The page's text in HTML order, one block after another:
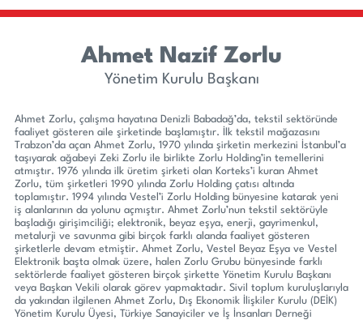
Ahmet Nazif Zorlu
Yönetim Kurulu Başkanı
Ahmet Zorlu, çalışma hayatına Denizli Babadağ’da, tekstil sektöründe
faaliyet gösteren aile şirketinde başlamıştır. İlk tekstil mağazasını
Trabzon’da açan Ahmet Zorlu, 1970 yılında şirketin merkezini İstanbul’a
taşıyarak ağabeyi Zeki Zorlu ile birlikte Zorlu Holding’in temellerini
atmıştır. 1976 yılında ilk üretim şirketi olan Korteks’i kuran Ahmet
Zorlu, tüm şirketleri 1990 yılında Zorlu Holding çatısı altında
toplamıştır. 1994 yılında Vestel’i Zorlu Holding bünyesine katarak yeni
iş alanlarının da yolunu açmıştır. Ahmet Zorlu’nun tekstil sektörüyle
başladığı girişimciliği; elektronik, beyaz eşya, enerji, gayrimenkul,
metalurji ve savunma gibi birçok farklı alanda faaliyet gösteren
şirketlerle devam etmiştir. Ahmet Zorlu, Vestel Beyaz Eşya ve Vestel
Elektronik başta olmak üzere, halen Zorlu Grubu bünyesinde farklı
sektörlerde faaliyet gösteren birçok şirkette Yönetim Kurulu Başkanı
veya Başkan Vekili olarak görev yapmaktadır. Sivil toplum kuruluşlarıyla
da yakından ilgilenen Ahmet Zorlu, Dış Ekonomik İlişkiler Kurulu (DEİK)
Yönetim Kurulu Üyesi, Türkiye Sanayiciler ve İş İnsanları Derneği